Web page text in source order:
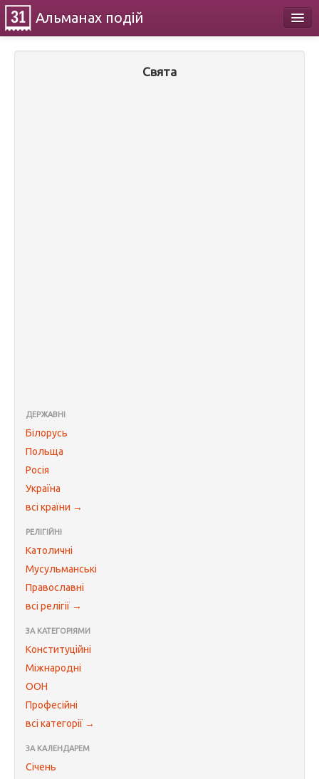
Альманах подій
Свята
ДЕРЖАВНІ
Білорусь
Польща
Росія
Україна
всі країни →
РЕЛІГІЙНІ
Католичні
Мусульманські
Православні
всі релігії →
ЗА КАТЕГОРІЯМИ
Конституційні
Міжнародні
ООН
Професійні
всі категорії →
ЗА КАЛЕНДАРЕМ
Січень